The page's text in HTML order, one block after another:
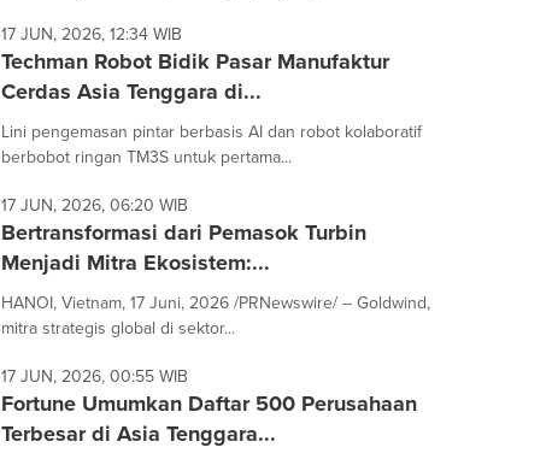
17 JUN, 2026, 12:34 WIB
Techman Robot Bidik Pasar Manufaktur
Cerdas Asia Tenggara di...
Lini pengemasan pintar berbasis AI dan robot kolaboratif
berbobot ringan TM3S untuk pertama...
17 JUN, 2026, 06:20 WIB
Bertransformasi dari Pemasok Turbin
Menjadi Mitra Ekosistem:...
HANOI, Vietnam, 17 Juni, 2026 /PRNewswire/ -- Goldwind,
mitra strategis global di sektor...
17 JUN, 2026, 00:55 WIB
Fortune Umumkan Daftar 500 Perusahaan
Terbesar di Asia Tenggara...